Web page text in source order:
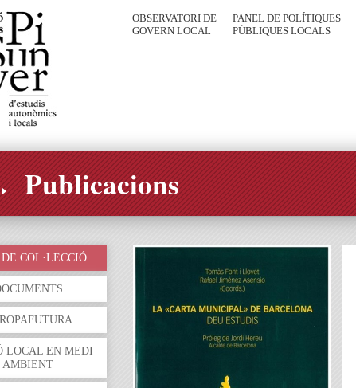
PANEL DE POLÍTIQUES
PÚBLIQUES LOCALS
OBSERVATORI DE
GOVERN LOCAL
Publicacions
COL·LECCIÓ
LOCAL EN MEDI
AMBIENT